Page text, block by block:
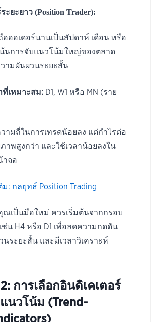
ะยะยาว (Position Trader):
อออเดอร์นานเป็นสัปดาห์ เดือน หรือ
น้นการจับแนวโน้มใหญ่ของตลาด
ามผันผวนระยะสั้น
ที่เหมาะสม: D1, W1 หรือ MN (ราย
ามถี่ในการเทรดน้อยลง แต่กำไรต่อ
าพสูงกว่า และใช้เวลาน้อยลงใน
าจอ
ม: กลยุทธ์ Position Trading
ณเป็นมือใหม่ ควรเริ่มต้นจากกรอบ
ช่น H4 หรือ D1 เพื่อลดความกดดัน
ระยะสั้น และมีเวลาวิเคราะห์
การเลือกอินดิเคเตอร์
นวโน้ม (Trend-